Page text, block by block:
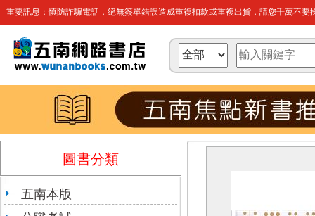
重要訊息：慎防詐騙電話，絕無簽單錯誤造成重複扣款或重複出貨，請您千萬不要
圖書分類
五南本版